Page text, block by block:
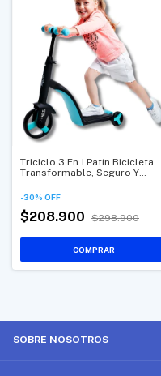
Triciclo 3 En 1 Patín Bicicleta
Transformable, Seguro Y
-30% OFF
$208.900 $298.900
SOBRE NOSOTROS